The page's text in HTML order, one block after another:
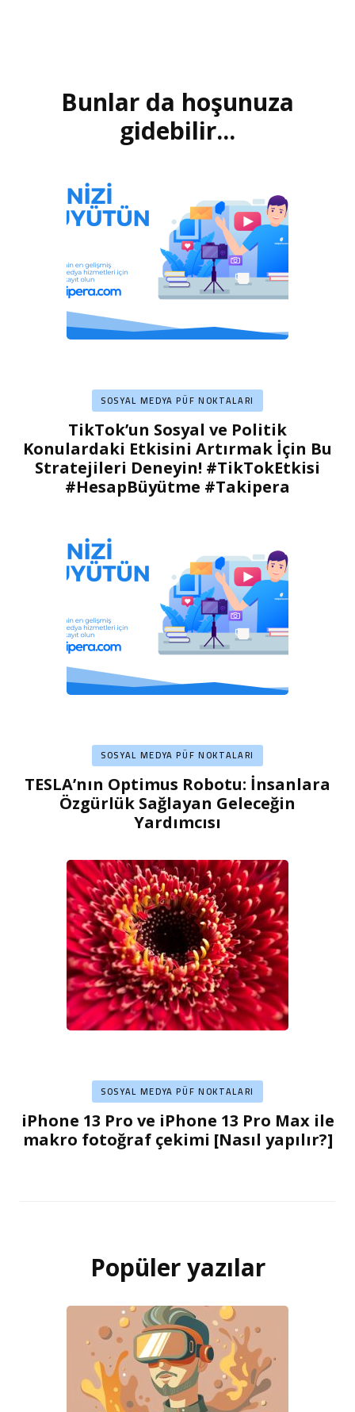
Bunlar da hoşunuza
gidebilir...
SOSYAL MEDYA PÜF NOKTALARI
TikTok’un Sosyal ve Politik
Konulardaki Etkisini Artırmak İçin Bu
Stratejileri Deneyin! #TikTokEtkisi
#HesapBüyütme #Takipera
SOSYAL MEDYA PÜF NOKTALARI
TESLA’nın Optimus Robotu: İnsanlara
Özgürlük Sağlayan Geleceğin
Yardımcısı
SOSYAL MEDYA PÜF NOKTALARI
iPhone 13 Pro ve iPhone 13 Pro Max ile
makro fotoğraf çekimi [Nasıl yapılır?]
Popüler yazılar